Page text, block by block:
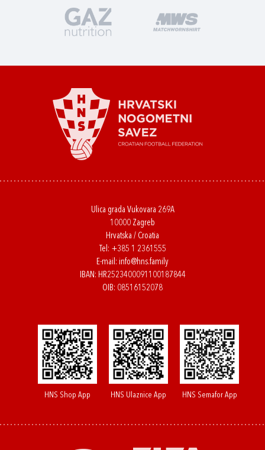
Ulica grada Vukovara 269A
10000 Zagreb
Hrvatska / Croatia
Tel: +385 1 2361555
E-mail: info@hns.family
IBAN: HR2523400091100187844
OIB: 08516152078
HNS Shop App HNS Ulaznice App HNS Semafor App